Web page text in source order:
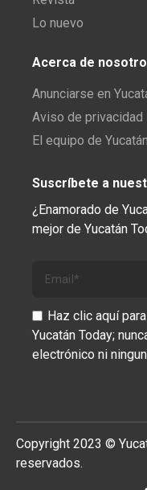
Lo nuevo
Acerca de
Anunciarse en
Aviso de privacidad
El equipo de
Suscríbete a
¿Enamorado de
mejor de Yucatán
Haz clic aquí
Yucatán Today;
electrónico ni
Copyright 2023 ©
reservados.